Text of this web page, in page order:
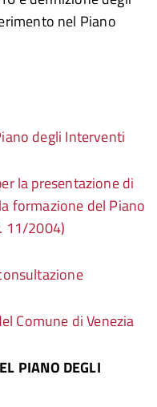
nel Piano
degli Interventi
la presentazione di
formazione del Piano
11/2004)
Comune di Venezia
PIANO DEGLI